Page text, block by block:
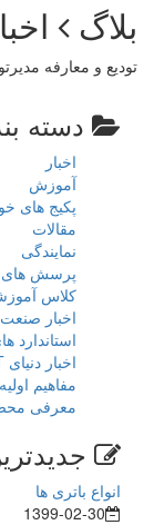
بلاگ
تودیع و معارفه
دسته
اخبار
آموزش
پکیج های
مقالات
نمایندگی
پرسش های
کلاس
اخبار
استاندارد
اخبار دنیای IT
مفاهیم
معرفی
انواع باتری ها
1399-02-30